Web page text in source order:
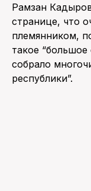
Рамзан
странице, что
племянником,
такое
собрало
республики”.